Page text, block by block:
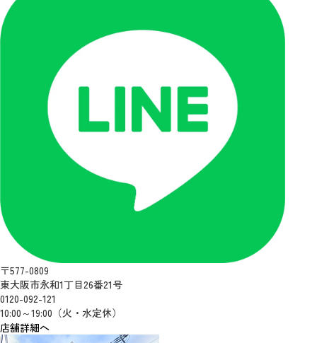
〒577-0809
東大阪市永和1丁目26番21号
0120-092-121
10:00～19:00（火・水定休）
店舗詳細へ